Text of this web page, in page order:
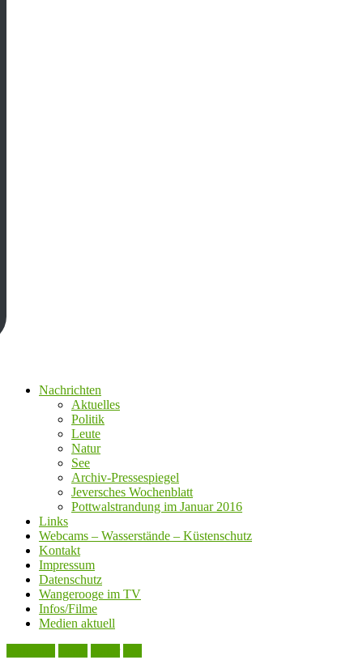
Nachrichten
Aktuelles
Politik
Leute
Natur
See
Archiv-Pressespiegel
Jeversches Wochenblatt
Pottwalstrandung im Januar 2016
Links
Webcams – Wasserstände – Küstenschutz
Kontakt
Impressum
Datenschutz
Wangerooge im TV
Infos/Filme
Medien aktuell